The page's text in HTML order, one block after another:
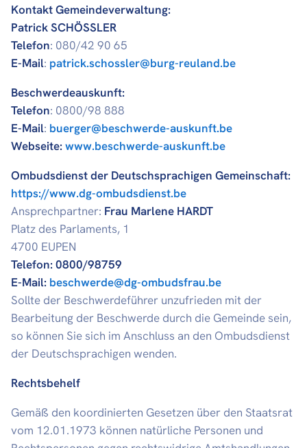
Kontakt Gemeindeverwaltung:
Patrick SCHÖSSLER
Telefon: 080/42 90 65
E-Mail: patrick.schossler@burg-reuland.be
Beschwerdeauskunft:
Telefon: 0800/98 888
E-Mail: buerger@beschwerde-auskunft.be
Webseite: www.beschwerde-auskunft.be
Ombudsdienst der Deutschsprachigen Gemeinschaft:
https://www.dg-ombudsdienst.be
Ansprechpartner: Frau Marlene HARDT
Platz des Parlaments, 1
4700 EUPEN
Telefon: 0800/98759
E-Mail: beschwerde@dg-ombudsfrau.be
Sollte der Beschwerdeführer unzufrieden mit der
Bearbeitung der Beschwerde durch die Gemeinde sein,
so können Sie sich im Anschluss an den Ombudsdienst
der Deutschsprachigen wenden.
Rechtsbehelf
Gemäß den koordinierten Gesetzen über den Staatsrat
vom 12.01.1973 können natürliche Personen und